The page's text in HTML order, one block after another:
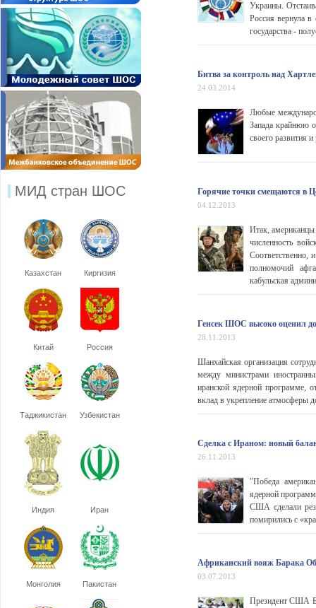
МИД стран ШОС
Казахстан Киргизия
Китай Россия
Таджикистан Узбекистан
Индия Иран
Монголия Пакистан
Украины.
Россия вернула
государства -
Битва за контроль над
24.03.2014
Любые
Запада крайнюю
своего развития
Горячие точки смещаются в
04.12.2013
Итак,
численность
Соответственно,
полномочий
кабульская
Генсек ШОС высоко оценил
28.11.2013
Шанхайская организация
между министрами
иранской ядерной программе,
вклад в укрепление атмосферы
Сделка с Ираном: новый
26.11.2013
"Победа
ядерной
США сделали
помирились с
Африканский вояж Барака
03.07.2013
Президент США